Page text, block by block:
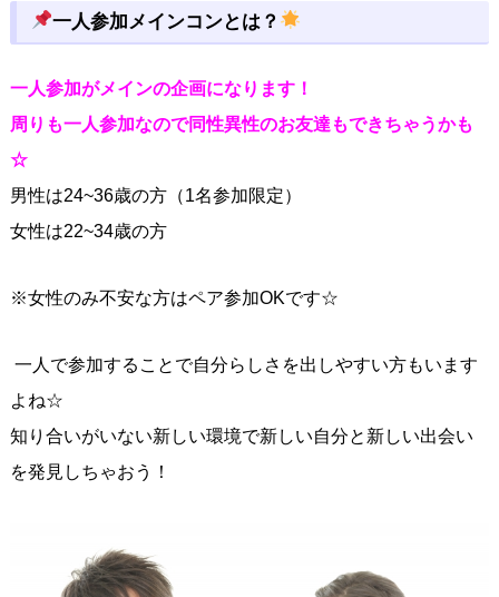
一人参加メインコンとは？
一人参加がメインの企画になります！
周りも一人参加なので同性異性のお友達もできちゃうかも
☆
男性は24~36歳の方（1名参加限定）
女性は22~34歳の方
※女性のみ不安な方はペア参加OKです☆
一人で参加することで自分らしさを出しやすい方もいます
よね☆
知り合いがいない新しい環境で新しい自分と新しい出会い
を発見しちゃおう！